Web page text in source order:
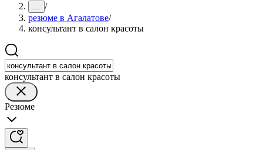
... /
резюме в Агалатове/
консультант в салон красоты
консультант в салон красоты
Резюме